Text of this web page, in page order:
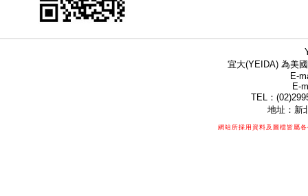
宜大(YEIDA) 為美
E-
E-
TEL：
地址：新
網站所採用資料及圖檔皆屬